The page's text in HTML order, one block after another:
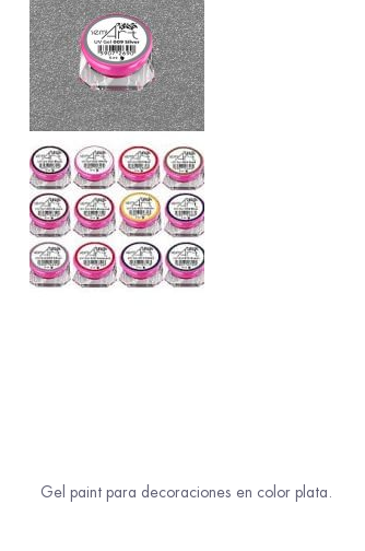
Gel paint para decoraciones en color plata.